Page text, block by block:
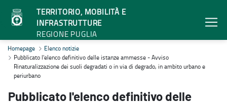
TERRITORIO, MOBILITÀ E
INFRASTRUTTURE
REGIONE PUGLIA
Pubblicato l'elenco definitivo delle istanze ammesse - Avviso
Homepage
Elenco notizie
Pubblicato l'elenco definitivo delle istanze ammesse - Avviso
Rinaturalizzazione dei suoli degradati o in via di degrado, in ambito urbano e
periurbano
Pubblicato l'elenco definitivo delle